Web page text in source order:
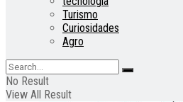
Turismo
Curiosidades
Agro
No Result
View All Result